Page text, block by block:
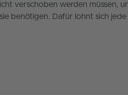
verschoben werden müssen,
benötigen. Dafür lohnt sich